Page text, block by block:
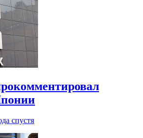
спустя